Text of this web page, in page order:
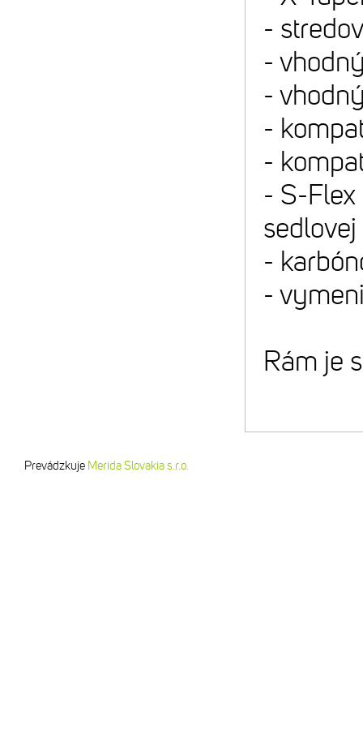
-
-
-
-
-
- S-Flex
-
-
Rám je
Prevádzkuje Merida Slovakia s.r.o.